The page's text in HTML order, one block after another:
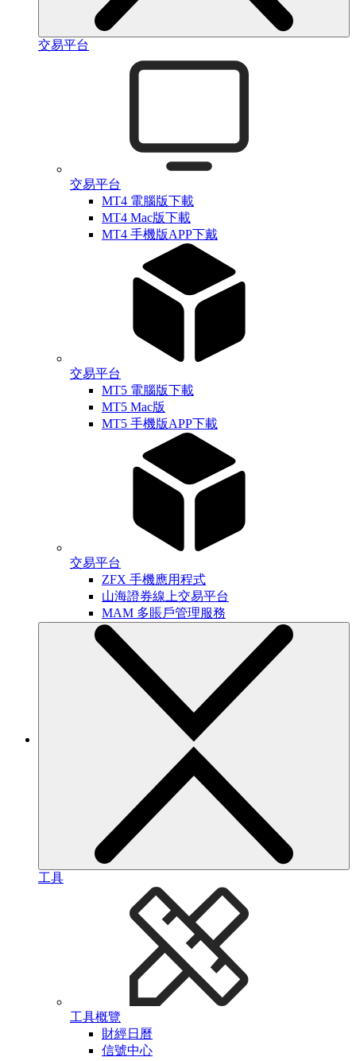
交易平台
交易平台
MT4 電腦版下載
MT4 Mac版下載
MT4 手機版APP下戴
交易平台
MT5 電腦版下載
MT5 Mac版
MT5 手機版APP下載
交易平台
ZFX 手機應用程式
山海證券線上交易平台
MAM 多賬戶管理服務
工具
工具概覽
財經日曆
信號中心